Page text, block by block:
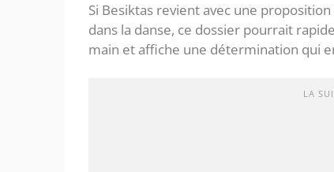
Si Besiktas revient avec une
dans la danse, ce dossier pourrait
main et affiche une détermination qui
LA